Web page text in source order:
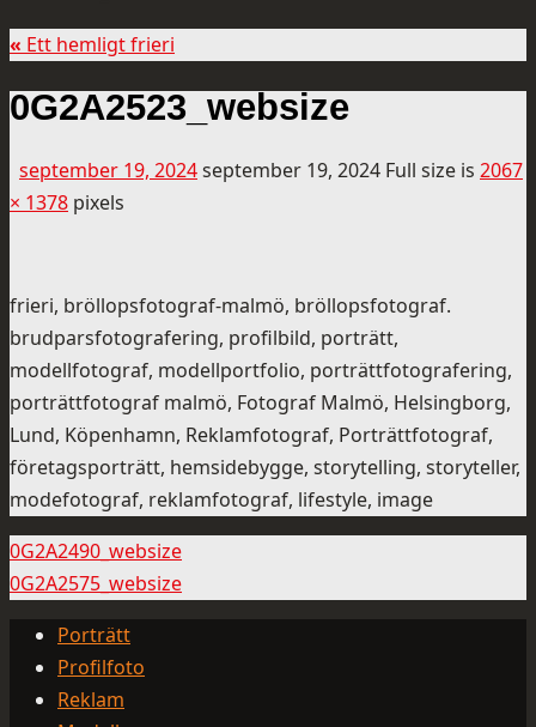
« Ett hemligt frieri
0G2A2523_websize
september 19, 2024september 19, 2024 Full size is 2067
× 1378 pixels
frieri, bröllopsfotograf-malmö, bröllopsfotograf.
brudparsfotografering, profilbild, porträtt,
modellfotograf, modellportfolio, porträttfotografering,
porträttfotograf malmö, Fotograf Malmö, Helsingborg,
Lund, Köpenhamn, Reklamfotograf, Porträttfotograf,
företagsporträtt, hemsidebygge, storytelling, storyteller,
modefotograf, reklamfotograf, lifestyle, image
0G2A2490_websize
0G2A2575_websize
Porträtt
Profilfoto
Reklam